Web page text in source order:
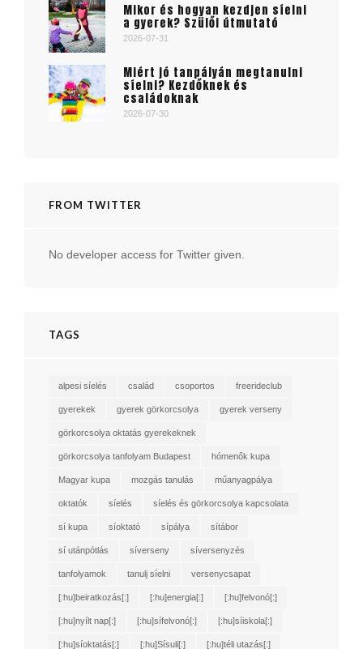
Mikor és hogyan kezdjen síelni
a gyerek? Szülői útmutató
2026-07-31
Miért jó tanpályán megtanulni
síelni? Kezdőknek és
családoknak
2026-07-30
FROM TWITTER
No developer access for Twitter given.
TAGS
alpesi síelés család csoportos freerideclub
gyerekek gyerek görkorcsolya gyerek verseny
görkorcsolya oktatás gyerekeknek
görkorcsolya tanfolyam Budapest hómenők kupa
Magyar kupa mozgás tanulás műanyagpálya
oktatók síelés síelés és görkorcsolya kapcsolata
sí kupa síoktató sípálya sítábor
sí utánpótlás síverseny síversenyzés
tanfolyamok tanulj síelni versenycsapat
[:hu]beiratkozás[:] [:hu]energia[:] [:hu]felvonó[:]
[:hu]nyílt nap[:] [:hu]sífelvonó[:] [:hu]síiskola[:]
[:hu]síoktatás[:] [:hu]Sísuli[:] [:hu]téli utazás[:]